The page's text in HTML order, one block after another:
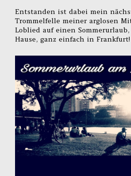
Entstanden ist dabei mein
Trommelfelle meiner arglosen
Loblied auf einen
Hause, ganz einfach in Frankfurt!